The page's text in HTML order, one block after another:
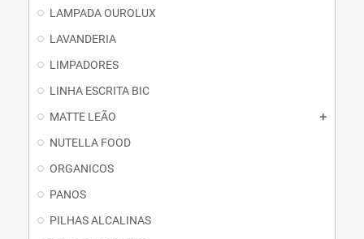
LAMPADA OUROLUX
LAVANDERIA
LIMPADORES
LINHA ESCRITA BIC
MATTE LEÃO
NUTELLA FOOD
ORGANICOS
PANOS
PILHAS ALCALINAS